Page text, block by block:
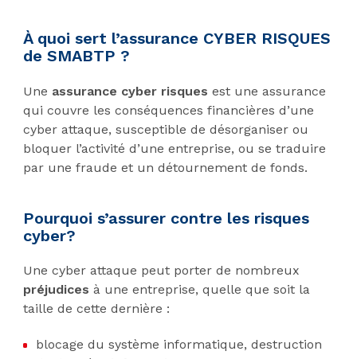
À quoi sert l’assurance CYBER RISQUES
de SMABTP ?
Une assurance cyber risques est une assurance
qui couvre les conséquences financières d’une
cyber attaque, susceptible de désorganiser ou
bloquer l’activité d’une entreprise, ou se traduire
par une fraude et un détournement de fonds.
Pourquoi s’assurer contre les risques
cyber?
Une cyber attaque peut porter de nombreux
préjudices à une entreprise, quelle que soit la
taille de cette dernière :
blocage du système informatique, destruction